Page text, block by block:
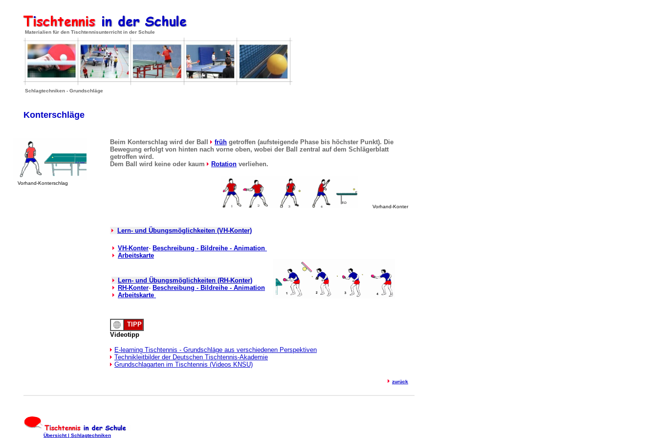
Materialien für den Tischtennisunterricht in der Schule
Schlagtechniken - Grundschläge
Konterschläge
Vorhand-Konterschlag
Beim Konterschlag wird der Ball früh getroffen (aufsteigende Phase bis höchster Punkt). Die
Bewegung erfolgt von hinten nach vorne oben, wobei der Ball zentral auf dem Schlägerblatt
getroffen wird.
Dem Ball wird keine oder kaum
Rotation verliehen.
Vorhand-Konter
Lern- und Übungsmöglichkeiten (VH-Konter)
VH-Konter- Beschreibung - Bildreihe - Animation
Arbeitskarte
Lern- und Übungsmöglichkeiten (RH-Konter)
RH-Konter- Beschreibung - Bildreihe - Animation
Arbeitskarte
TIPP
Videotipp
E-learning Tischtennis - Grundschläge aus verschiedenen Perspektiven
Technikleitbilder der Deutschen Tischtennis-Akademie
Grundschlagarten im Tischtennis (Videos KNSU)
zurück
Übersicht | Schlagtechniken